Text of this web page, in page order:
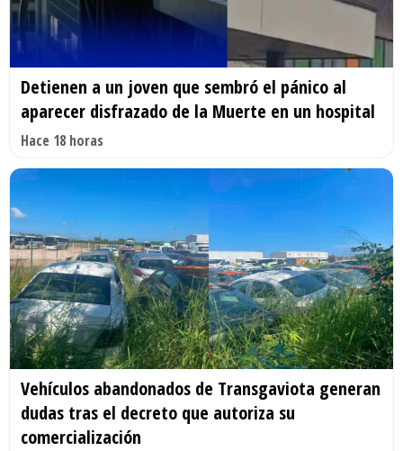
Detienen a un joven que sembró el pánico al
aparecer disfrazado de la Muerte en un hospital
Hace 18 horas
Vehículos abandonados de Transgaviota generan
dudas tras el decreto que autoriza su
comercialización